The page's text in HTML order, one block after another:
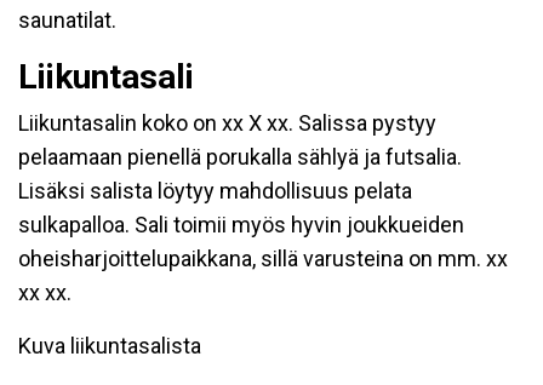
saunatilat.
Liikuntasali
Liikuntasalin koko on xx X xx. Salissa pystyy
pelaamaan pienellä porukalla sählyä ja futsalia.
Lisäksi salista löytyy mahdollisuus pelata
sulkapalloa. Sali toimii myös hyvin joukkueiden
oheisharjoittelupaikkana, sillä varusteina on mm. xx
xx xx.
Kuva liikuntasalista